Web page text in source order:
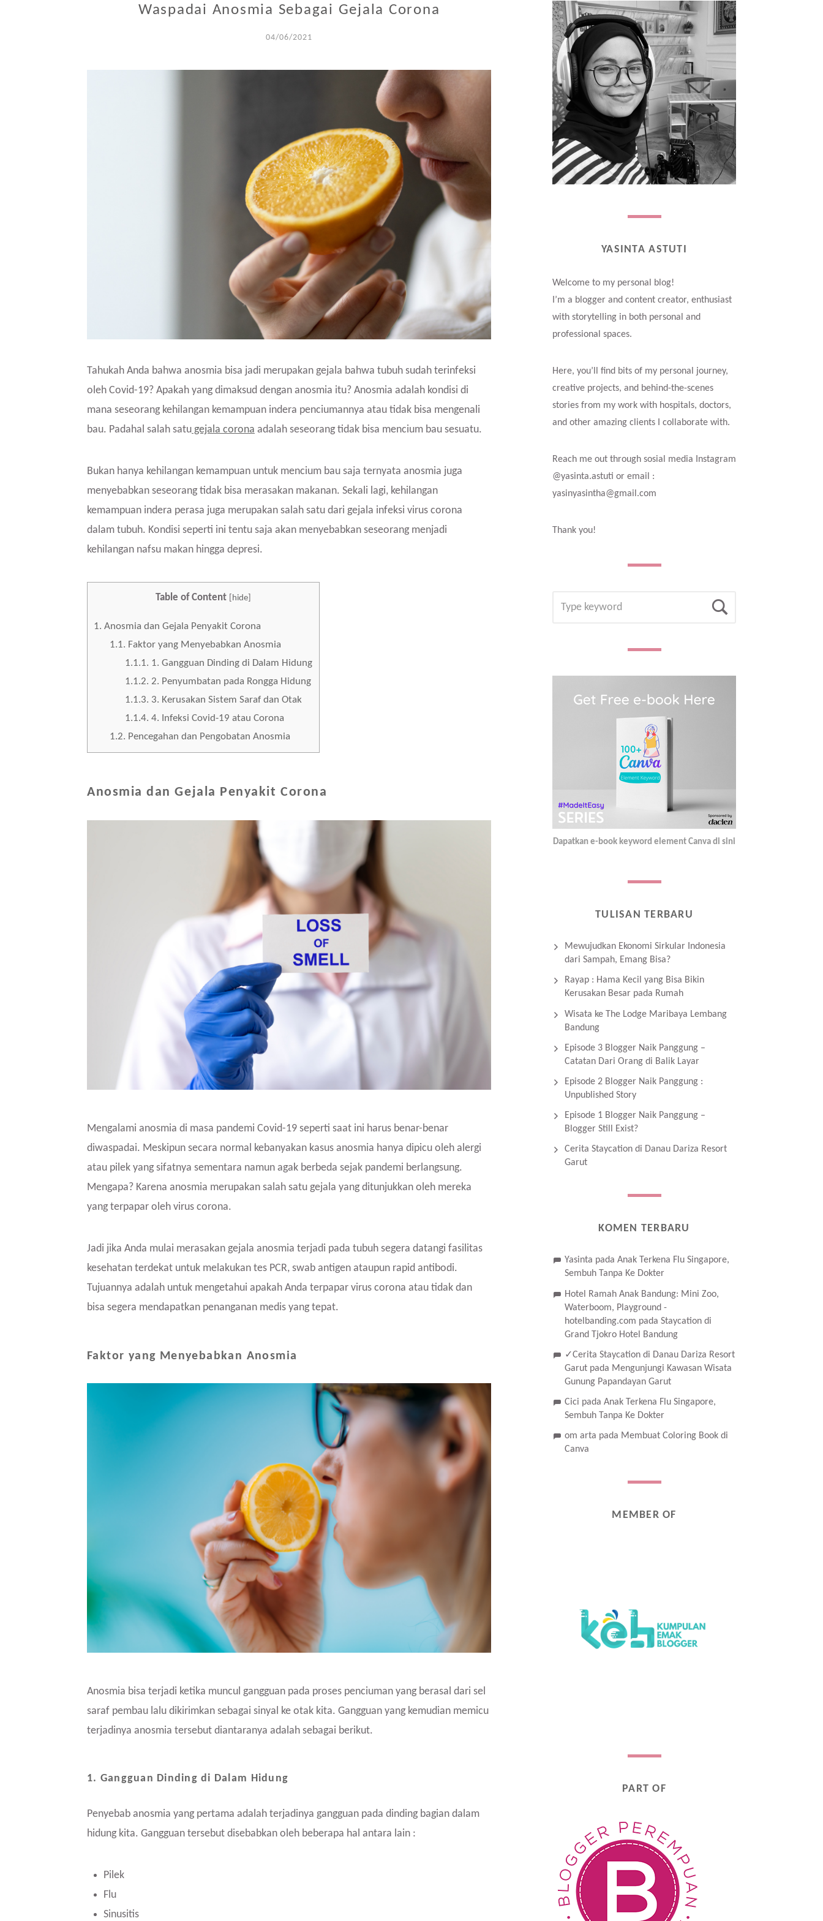
Waspadai Anosmia Sebagai Gejala Corona
04/06/2021
Tahukah Anda bahwa anosmia bisa jadi merupakan gejala bahwa tubuh sudah terinfeksi
oleh Covid-19? Apakah yang dimaksud dengan anosmia itu? Anosmia adalah kondisi di
mana seseorang kehilangan kemampuan indera penciumannya atau tidak bisa mengenali
bau. Padahal salah satu gejala corona adalah seseorang tidak bisa mencium bau sesuatu.
Bukan hanya kehilangan kemampuan untuk mencium bau saja ternyata anosmia juga
menyebabkan seseorang tidak bisa merasakan makanan. Sekali lagi, kehilangan
kemampuan indera perasa juga merupakan salah satu dari gejala infeksi virus corona
dalam tubuh. Kondisi seperti ini tentu saja akan menyebabkan seseorang menjadi
kehilangan nafsu makan hingga depresi.
Table of Content hide
1. Anosmia dan Gejala Penyakit Corona
1.1. Faktor yang Menyebabkan Anosmia
1.1.1. 1. Gangguan Dinding di Dalam Hidung
1.1.2. 2. Penyumbatan pada Rongga Hidung
1.1.3. 3. Kerusakan Sistem Saraf dan Otak
1.1.4. 4. Infeksi Covid-19 atau Corona
1.2. Pencegahan dan Pengobatan Anosmia
Anosmia dan Gejala Penyakit Corona
Mengalami anosmia di masa pandemi Covid-19 seperti saat ini harus benar-benar
diwaspadai. Meskipun secara normal kebanyakan kasus anosmia hanya dipicu oleh alergi
atau pilek yang sifatnya sementara namun agak berbeda sejak pandemi berlangsung.
Mengapa? Karena anosmia merupakan salah satu gejala yang ditunjukkan oleh mereka
yang terpapar oleh virus corona.
Jadi jika Anda mulai merasakan gejala anosmia terjadi pada tubuh segera datangi fasilitas
kesehatan terdekat untuk melakukan tes PCR, swab antigen ataupun rapid antibodi.
Tujuannya adalah untuk mengetahui apakah Anda terpapar virus corona atau tidak dan
bisa segera mendapatkan penanganan medis yang tepat.
Faktor yang Menyebabkan Anosmia
Anosmia bisa terjadi ketika muncul gangguan pada proses penciuman yang berasal dari sel
saraf pembau lalu dikirimkan sebagai sinyal ke otak kita. Gangguan yang kemudian memicu
terjadinya anosmia tersebut diantaranya adalah sebagai berikut.
1. Gangguan Dinding di Dalam Hidung
Penyebab anosmia yang pertama adalah terjadinya gangguan pada dinding bagian dalam
hidung kita. Gangguan tersebut disebabkan oleh beberapa hal antara lain :
Pilek
Flu
Sinusitis
YASINTA ASTUTI
Welcome to my personal blog!
I’m a blogger and content creator, enthusiast
with storytelling in both personal and
professional spaces.
Here, you’ll find bits of my personal journey,
creative projects, and behind-the-scenes
stories from my work with hospitals, doctors,
and other amazing clients I collaborate with.
Reach me out through sosial media Instagram
@yasinta.astuti or email :
yasinyasintha@gmail.com
Thank you!
Dapatkan e-book keyword element Canva di sini
TULISAN TERBARU
Mewujudkan Ekonomi Sirkular Indonesia
dari Sampah, Emang Bisa?
Rayap : Hama Kecil yang Bisa Bikin
Kerusakan Besar pada Rumah
Wisata ke The Lodge Maribaya Lembang
Bandung
Episode 3 Blogger Naik Panggung –
Catatan Dari Orang di Balik Layar
Episode 2 Blogger Naik Panggung :
Unpublished Story
Episode 1 Blogger Naik Panggung –
Blogger Still Exist?
Cerita Staycation di Danau Dariza Resort
Garut
KOMEN TERBARU
Yasinta pada Anak Terkena Flu Singapore,
Sembuh Tanpa Ke Dokter
Hotel Ramah Anak Bandung: Mini Zoo,
Waterboom, Playground -
hotelbanding.com pada Staycation di
Grand Tjokro Hotel Bandung
✓Cerita Staycation di Danau Dariza Resort
Garut pada Mengunjungi Kawasan Wisata
Gunung Papandayan Garut
Cici pada Anak Terkena Flu Singapore,
Sembuh Tanpa Ke Dokter
om arta pada Membuat Coloring Book di
Canva
MEMBER OF
PART OF